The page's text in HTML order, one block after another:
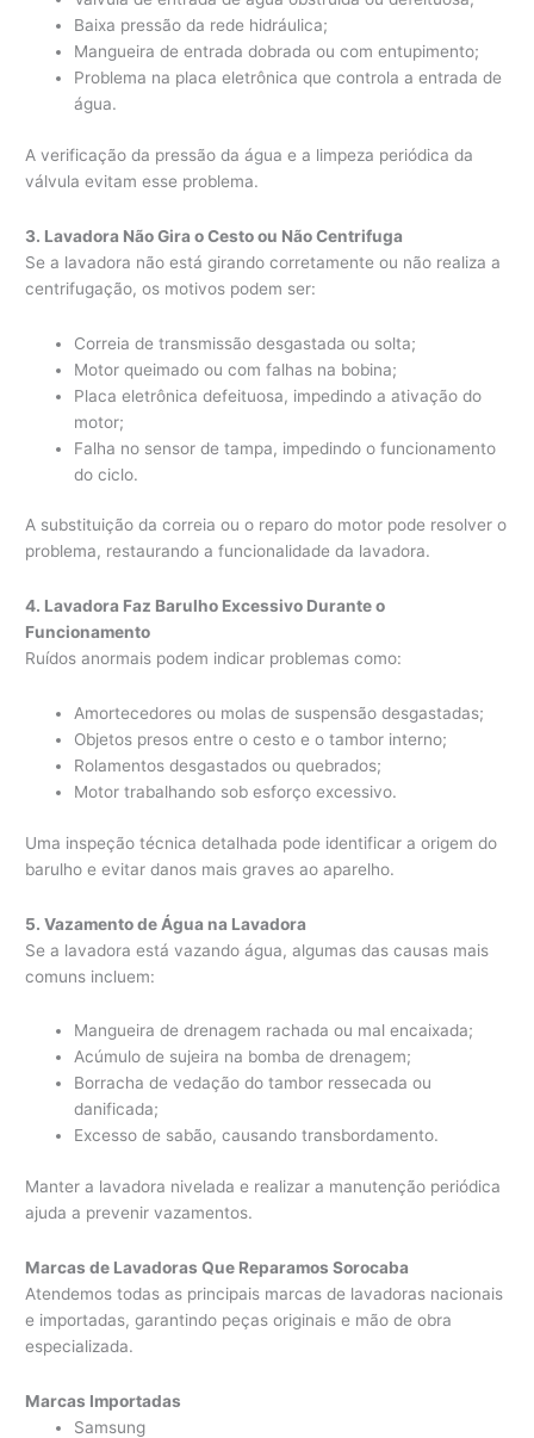
Baixa pressão da rede hidráulica;
Mangueira de entrada dobrada ou com entupimento;
Problema na placa eletrônica que controla a entrada de
água.
A verificação da pressão da água e a limpeza periódica da
válvula evitam esse problema.
3. Lavadora Não Gira o Cesto ou Não Centrifuga
Se a lavadora não está girando corretamente ou não realiza a
centrifugação, os motivos podem ser:
Correia de transmissão desgastada ou solta;
Motor queimado ou com falhas na bobina;
Placa eletrônica defeituosa, impedindo a ativação do
motor;
Falha no sensor de tampa, impedindo o funcionamento
do ciclo.
A substituição da correia ou o reparo do motor pode resolver o
problema, restaurando a funcionalidade da lavadora.
4. Lavadora Faz Barulho Excessivo Durante o
Funcionamento
Ruídos anormais podem indicar problemas como:
Amortecedores ou molas de suspensão desgastadas;
Objetos presos entre o cesto e o tambor interno;
Rolamentos desgastados ou quebrados;
Motor trabalhando sob esforço excessivo.
Uma inspeção técnica detalhada pode identificar a origem do
barulho e evitar danos mais graves ao aparelho.
5. Vazamento de Água na Lavadora
Se a lavadora está vazando água, algumas das causas mais
comuns incluem:
Mangueira de drenagem rachada ou mal encaixada;
Acúmulo de sujeira na bomba de drenagem;
Borracha de vedação do tambor ressecada ou
danificada;
Excesso de sabão, causando transbordamento.
Manter a lavadora nivelada e realizar a manutenção periódica
ajuda a prevenir vazamentos.
Marcas de Lavadoras Que Reparamos Sorocaba
Atendemos todas as principais marcas de lavadoras nacionais
e importadas, garantindo peças originais e mão de obra
especializada.
Marcas Importadas
Samsung